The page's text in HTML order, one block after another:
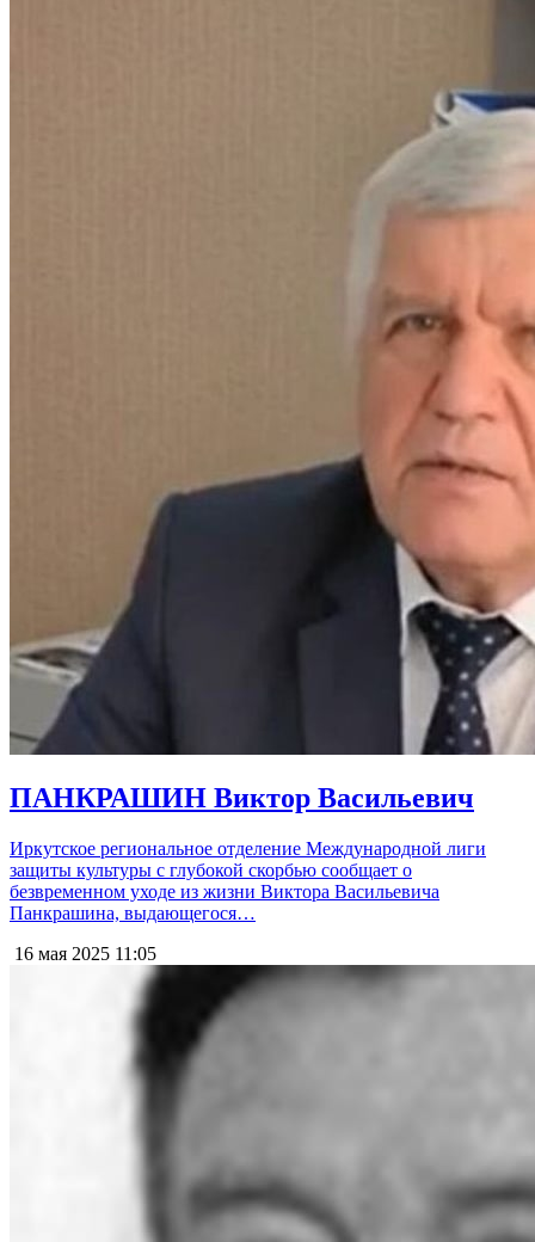
ПАНКРАШИН Виктор Васильевич
Иркутское региональное отделение Международной лиги
защиты культуры с глубокой скорбью сообщает о
безвременном уходе из жизни Виктора Васильевича
Панкрашина, выдающегося…
16 мая 2025 11:05